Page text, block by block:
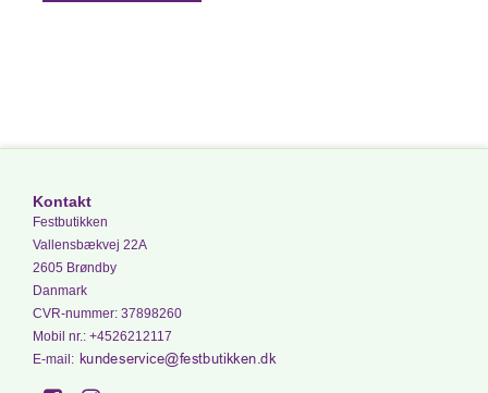
Kontakt
Festbutikken
Vallensbækvej 22A
2605 Brøndby
Danmark
CVR-nummer: 37898260
Mobil nr.: +4526212117
E-mail: